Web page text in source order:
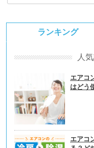
ランキング
人
エアコ
はどう
エアコ